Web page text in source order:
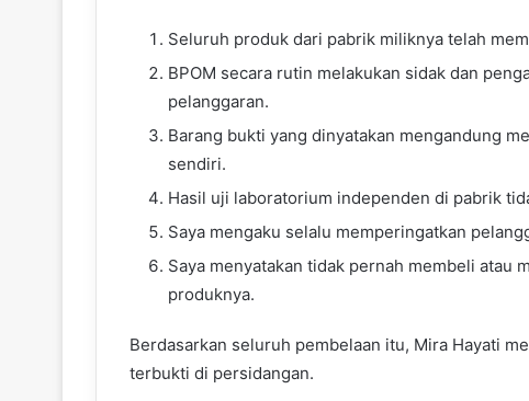
Seluruh produk dari pabrik miliknya telah
BPOM secara rutin melakukan sidak dan
pelanggaran.
Barang bukti yang dinyatakan mengandung
sendiri.
Hasil uji laboratorium independen di pabrik
Saya mengaku selalu memperingatkan
Saya menyatakan tidak pernah membeli atau
produknya.
Berdasarkan seluruh pembelaan itu, Mira Hayati
terbukti di persidangan.